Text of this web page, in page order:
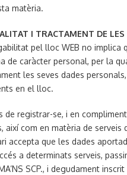
matèria.
I TRACTAMENT DE
pel lloc WEB no implica
de caràcter personal, per la
les seves dades
en el lloc.
de registrar-se, i en
així com en matèria de
accepta que les dades
a determinats serveis,
SCP., i degudament